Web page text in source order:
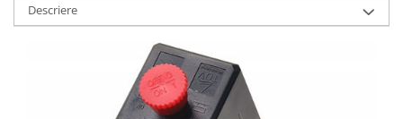
Descriere